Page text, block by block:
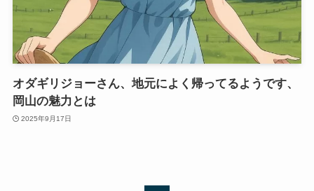
オダギリジョーさん、地元によく帰ってるようです、
岡山の魅力とは
2025年9月17日